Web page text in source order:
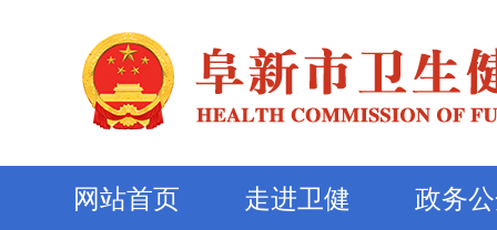
网站首页 走进卫健 政务